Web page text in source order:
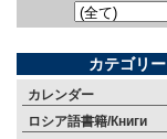
カテゴリー
カレンダー
ロシア語書籍/Книги